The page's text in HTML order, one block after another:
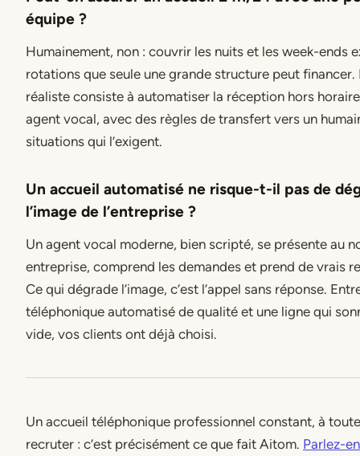
équipe ?
Humainement, non : couvrir les nuits et les week-ends
rotations que seule une grande structure peut financer.
réaliste consiste à automatiser la réception hors
agent vocal, avec des règles de transfert vers un
situations qui l’exigent.
Un accueil automatisé ne risque-t-il pas de
l’image de l’entreprise ?
Un agent vocal moderne, bien scripté, se présente au
entreprise, comprend les demandes et prend de vrais
Ce qui dégrade l’image, c’est l’appel sans réponse.
téléphonique automatisé de qualité et une ligne qui
vide, vos clients ont déjà choisi.
Un accueil téléphonique professionnel constant, à
recruter : c’est précisément ce que fait Aitom. Parlez-